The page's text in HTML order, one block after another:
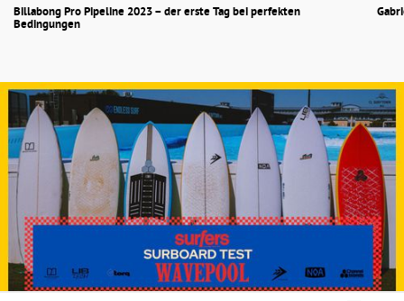
Billabong Pro Pipeline 2023 – der erste Tag bei perfekten
Bedingungen